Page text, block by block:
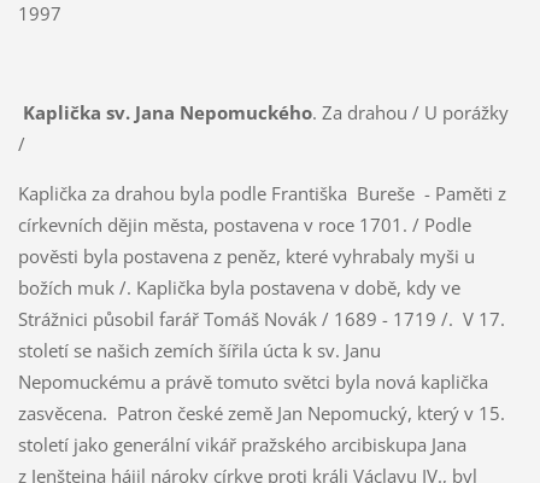
1997
Kaplička sv. Jana Nepomuckého. Za drahou / U porážky
/
Kaplička za drahou byla podle Františka Bureše - Paměti z
církevních dějin města, postavena v roce 1701. / Podle
pověsti byla postavena z peněz, které vyhrabaly myši u
božích muk /. Kaplička byla postavena v době, kdy ve
Strážnici působil farář Tomáš Novák / 1689 - 1719 /. V 17.
století se našich zemích šířila úcta k sv. Janu
Nepomuckému a právě tomuto světci byla nová kaplička
zasvěcena. Patron české země Jan Nepomucký, který v 15.
století jako generální vikář pražského arcibiskupa Jana
z Jenštejna hájil nároky církve proti králi Václavu IV., byl